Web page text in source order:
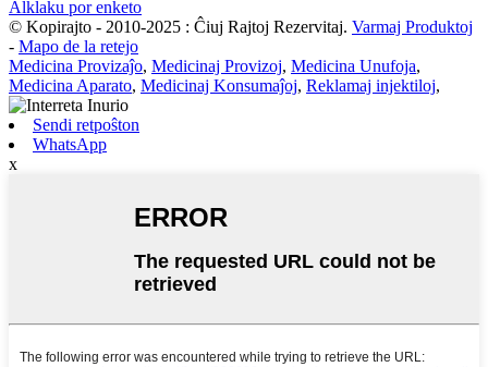
Alklaku por enketo
© Kopirajto - 2010-2025 : Ĉiuj Rajtoj Rezervitaj. Varmaj Produktoj
- Mapo de la retejo
Medicina Provizaĵo, Medicinaj Provizoj, Medicina Unufoja,
Medicina Aparato, Medicinaj Konsumaĵoj, Reklamaj injektiloj,
Sendi retpoŝton
WhatsApp
x